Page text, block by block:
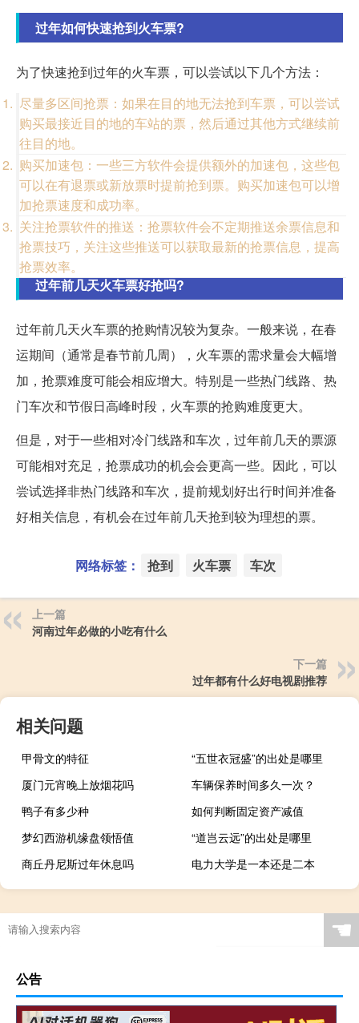
过年如何快速抢到火车票?
为了快速抢到过年的火车票，可以尝试以下几个方法：
尽量多区间抢票：如果在目的地无法抢到车票，可以尝试
购买最接近目的地的车站的票，然后通过其他方式继续前
往目的地。
购买加速包：一些三方软件会提供额外的加速包，这些包
可以在有退票或新放票时提前抢到票。购买加速包可以增
加抢票速度和成功率。
关注抢票软件的推送：抢票软件会不定期推送余票信息和
抢票技巧，关注这些推送可以获取最新的抢票信息，提高
抢票效率。
过年前几天火车票好抢吗?
过年前几天火车票的抢购情况较为复杂。一般来说，在春
运期间（通常是春节前几周），火车票的需求量会大幅增
加，抢票难度可能会相应增大。特别是一些热门线路、热
门车次和节假日高峰时段，火车票的抢购难度更大。
但是，对于一些相对冷门线路和车次，过年前几天的票源
可能相对充足，抢票成功的机会会更高一些。因此，可以
尝试选择非热门线路和车次，提前规划好出行时间并准备
好相关信息，有机会在过年前几天抢到较为理想的票。
网络标签： 抢到 火车票 车次
上一篇
河南过年必做的小吃有什么
下一篇
过年都有什么好电视剧推荐
相关问题
甲骨文的特征
“五世衣冠盛”的出处是哪里
厦门元宵晚上放烟花吗
车辆保养时间多久一次？
鸭子有多少种
如何判断固定资产减值
梦幻西游机缘盘领悟值
“道岂云远”的出处是哪里
商丘丹尼斯过年休息吗
电力大学是一本还是二本
☚
公告